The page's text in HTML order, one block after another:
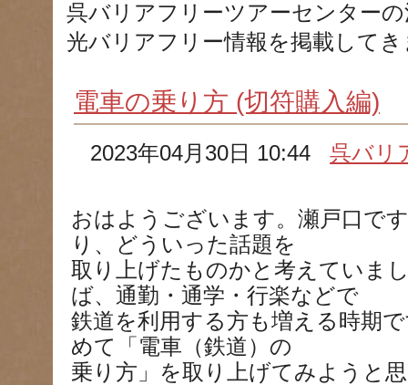
呉バリアフリーツアーセンター
光バリアフリー情報を掲載して
電車の乗り方 (切符購入編)
2023年04月30日 10:44呉バリ
おはようございます。瀬戸口で
り、どういった話題を
取り上げたものかと考えていま
ば、通勤・通学・行楽などで
鉄道を利用する方も増える時期
めて「電車（鉄道）の
乗り方」を取り上げてみようと